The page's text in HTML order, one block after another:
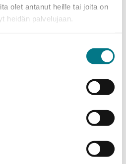
olet antanut heille tai joita on
heidän palvelujaan.
– Tradenomi